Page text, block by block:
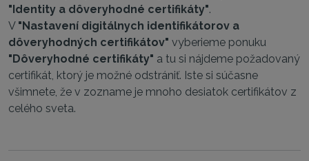
"Identity a dôveryhodné certifikáty".
V "Nastavení digitálnych identifikátorov a
dôveryhodných certifikátov" vyberieme ponuku
"Dôveryhodné certifikáty" a tu si nájdeme požadovaný
certifikát, ktorý je možné odstrániť. Iste si súčasne
všimnete, že v zozname je mnoho desiatok certifikátov z
celého sveta.